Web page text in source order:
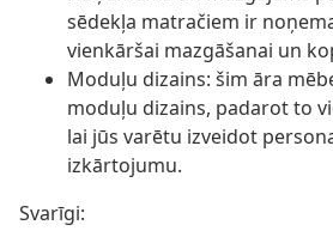
sēdekļa matračiem ir
vienkāršai mazgāšanai un
Moduļu dizains: šim āra
moduļu dizains, padarot to
lai jūs varētu izveidot
izkārtojumu.
Svarīgi: